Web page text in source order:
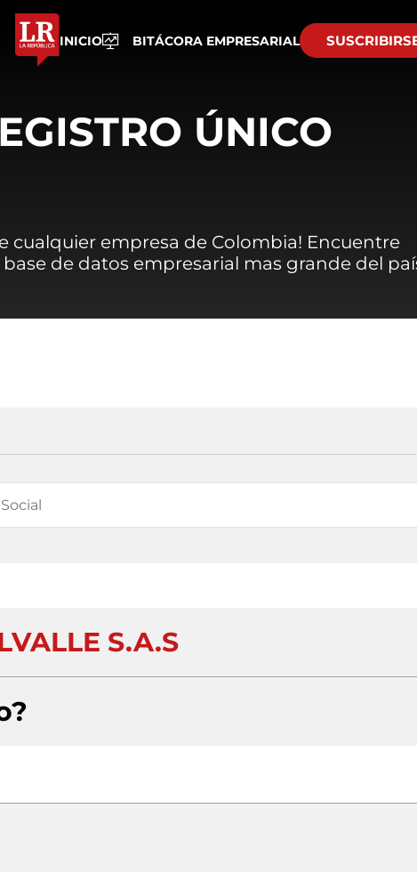
INICIO BITÁCORA EMPRESARIAL
ÚNICO
cualquier empresa de Colombia! Encuentre
de datos empresarial mas grande del
S.A.S